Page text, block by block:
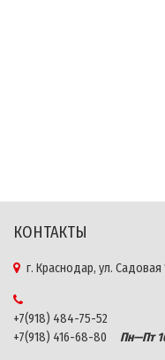
КОНТАКТЫ
г. Краснодар, ул. Садовая
+7(918) 484-75-52
+7(918) 416-68-80
Пн—Пт